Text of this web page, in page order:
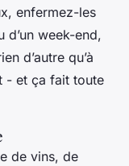
enfermez-les
d’un week-end,
d’autre qu’à
- et ça fait toute
de vins, de